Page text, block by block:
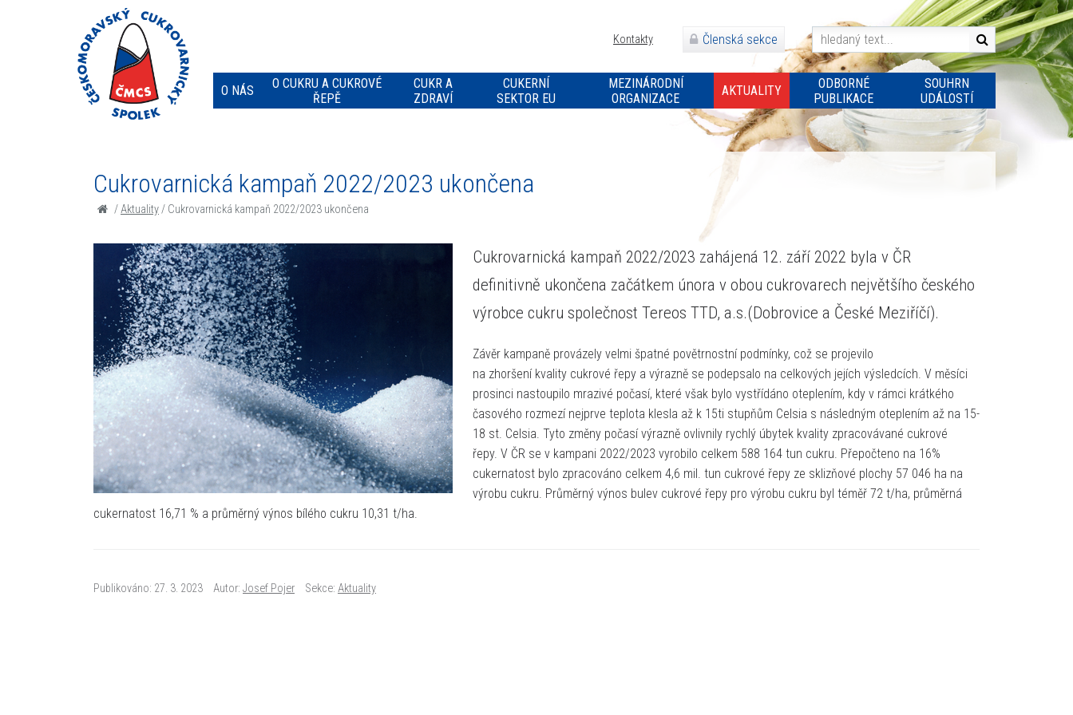
Kontakty Členská sekce
O NÁS
O CUKRU A CUKROVÉ
ŘEPĚ
CUKR A
ZDRAVÍ
CUKERNÍ
SEKTOR EU
MEZINÁRODNÍ
ORGANIZACE
AKTUALITY
ODBORNÉ
PUBLIKACE
SOUHRN
UDÁLOSTÍ
Cukrovarnická kampaň 2022/2023 ukončena
/Aktuality/ Cukrovarnická kampaň 2022/2023 ukončena
Cukrovarnická kampaň 2022/2023 zahájená 12. září 2022 byla v ČR
definitivně ukončena začátkem února v obou cukrovarech největšího českého
výrobce cukru společnost Tereos TTD, a.s.(Dobrovice a České Meziříčí).
Závěr kampaně provázely velmi špatné povětrnostní podmínky, což se projevilo
na zhoršení kvality cukrové řepy a výrazně se podepsalo na celkových jejích výsledcích. V měsíci
prosinci nastoupilo mrazivé počasí, které však bylo vystřídáno oteplením, kdy v rámci krátkého
časového rozmezí nejprve teplota klesla až k 15ti stupňům Celsia s následným oteplením až na 15-
18 st. Celsia. Tyto změny počasí výrazně ovlivnily rychlý úbytek kvality zpracovávané cukrové
řepy. V ČR se v kampani 2022/2023 vyrobilo celkem 588 164 tun cukru. Přepočteno na 16%
cukernatost bylo zpracováno celkem 4,6 mil. tun cukrové řepy ze sklizňové plochy 57 046 ha na
výrobu cukru. Průměrný výnos bulev cukrové řepy pro výrobu cukru byl téměř 72 t/ha, průměrná
cukernatost 16,71 % a průměrný výnos bílého cukru 10,31 t/ha.
Publikováno: 27. 3. 2023 Autor: Josef Pojer Sekce: Aktuality